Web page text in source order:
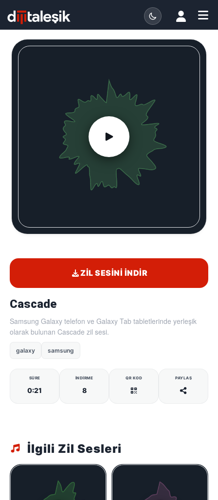
Cascade
Samsung Galaxy telefon ve Galaxy Tab tabletlerinde yerleşik
olarak bulunan Cascade zil sesi.
galaxy samsung
SÜRE
0:21
İNDIRME
8
QR KOD PAYLAŞ
ZIL SESINI İNDIR
İlgili Zil Sesleri